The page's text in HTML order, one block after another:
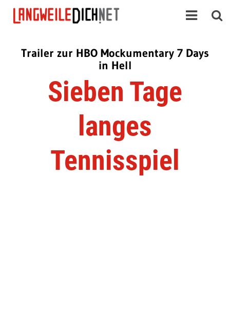
Trailer zur HBO Mockumentary 7 Days
in Hell
Sieben Tage
langes
Tennisspiel